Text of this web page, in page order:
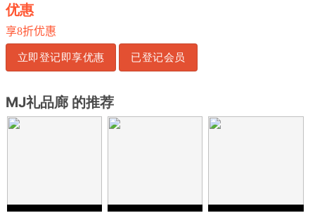
优惠
享8折优惠
立即登记即享优惠 已登记会员
MJ礼品廊 的推荐